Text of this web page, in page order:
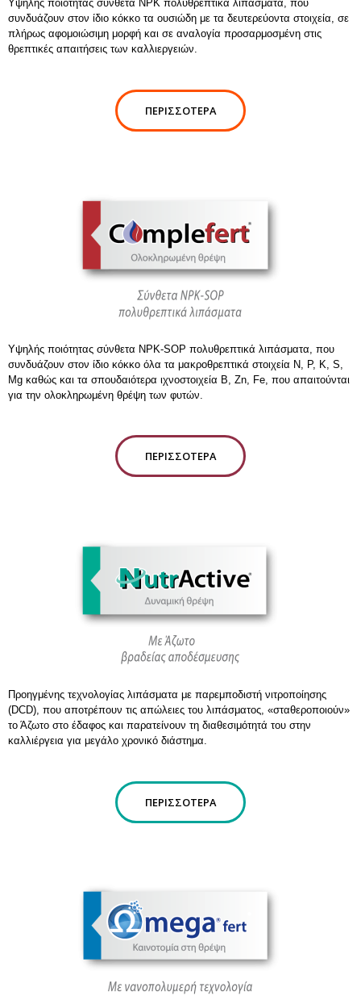
Υψηλής ποιότητας σύνθετα NPK πολυθρεπτικά λιπάσματα, που
συνδυάζουν στον ίδιο κόκκο τα ουσιώδη με τα δευτερεύοντα στοιχεία, σε
πλήρως αφομοιώσιμη μορφή και σε αναλογία προσαρμοσμένη στις
θρεπτικές απαιτήσεις των καλλιεργειών.
ΠΕΡΙΣΣΌΤΕΡΑ
Υψηλής ποιότητας σύνθετα NPK-SOP πολυθρεπτικά λιπάσματα, που
συνδυάζουν στον ίδιο κόκκο όλα τα μακροθρεπτικά στοιχεία N, P, K, S,
Mg καθώς και τα σπουδαιότερα ιχνοστοιχεία B, Zn, Fe, που απαιτούνται
για την ολοκληρωμένη θρέψη των φυτών.
ΠΕΡΙΣΣΌΤΕΡΑ
Προηγμένης τεχνολογίας λιπάσματα με παρεμποδιστή νιτροποίησης
(DCD), που αποτρέπουν τις απώλειες του λιπάσματος, «σταθεροποιούν»
το Άζωτο στο έδαφος και παρατείνουν τη διαθεσιμότητά του στην
καλλιέργεια για μεγάλο χρονικό διάστημα.
ΠΕΡΙΣΣΌΤΕΡΑ